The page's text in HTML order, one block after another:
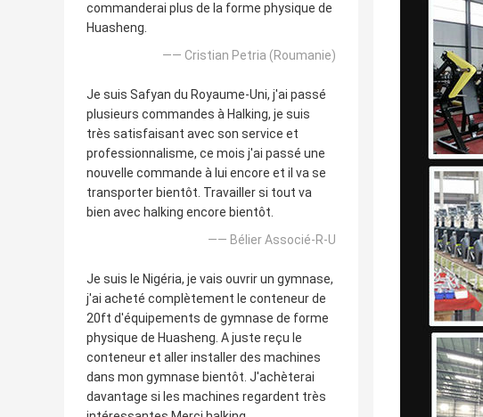
commanderai plus de la forme physique de
Huasheng.
—— Cristian Petria (Roumanie)
Je suis Safyan du Royaume-Uni, j'ai passé
plusieurs commandes à Halking, je suis
très satisfaisant avec son service et
professionnalisme, ce mois j'ai passé une
nouvelle commande à lui encore et il va se
transporter bientôt. Travailler si tout va
bien avec halking encore bientôt.
—— Bélier Associé-R-U
Je suis le Nigéria, je vais ouvrir un gymnase,
j'ai acheté complètement le conteneur de
20ft d'équipements de gymnase de forme
physique de Huasheng. A juste reçu le
conteneur et aller installer des machines
dans mon gymnase bientôt. J'achèterai
davantage si les machines regardent très